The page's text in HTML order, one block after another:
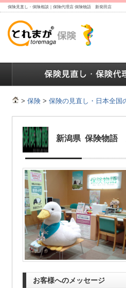
保険見直し・保険相談｜保険代理店 保険物語 新発田店
> 保険 > 保険の見直し・日本全国
新潟県 保険物語
お客様へのメッセージ